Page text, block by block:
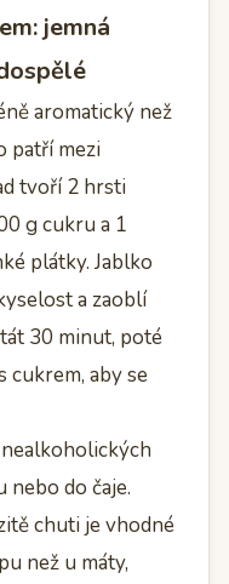
jemná
aromatický než
patří mezi
tvoří 2 hrsti
g cukru a 1
plátky. Jablko
a zaoblí
30 minut, poté
cukrem, aby se
do čaje.
chuti je vhodné
než u máty,